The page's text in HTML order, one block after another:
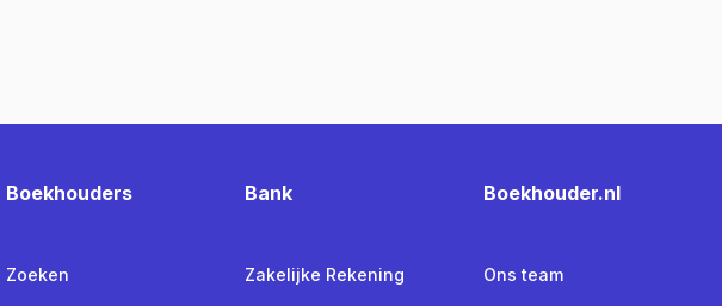
Boekhouders
Zoeken
Bank
Zakelijke Rekening
Boekhouder.nl
Ons team